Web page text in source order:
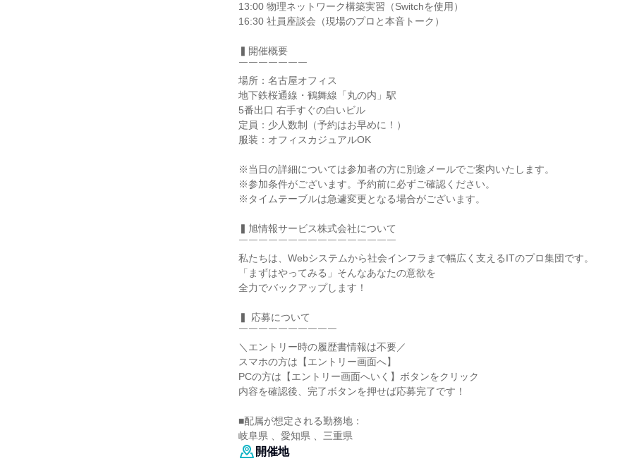
13:00 物理ネットワーク構築実習（Switchを使用）
16:30 社員座談会（現場のプロと本音トーク）
▍開催概要
￣￣￣￣￣￣￣
場所：名古屋オフィス
地下鉄桜通線・鶴舞線「丸の内」駅
5番出口 右手すぐの白いビル
定員：少人数制（予約はお早めに！）
服装：オフィスカジュアルOK
※当日の詳細については参加者の方に別途メールでご案内いたします。
※参加条件がございます。予約前に必ずご確認ください。
※タイムテーブルは急遽変更となる場合がございます。
▍旭情報サービス株式会社について
￣￣￣￣￣￣￣￣￣￣￣￣￣￣￣￣
私たちは、Webシステムから社会インフラまで幅広く支えるITのプロ集団です。
「まずはやってみる」そんなあなたの意欲を
全力でバックアップします！
▍ 応募について
￣￣￣￣￣￣￣￣￣￣
＼エントリー時の履歴書情報は不要／
スマホの方は【エントリー画面へ】
PCの方は【エントリー画面へいく】ボタンをクリック
内容を確認後、完了ボタンを押せば応募完了です！
■配属が想定される勤務地：
岐阜県 、愛知県 、三重県
開催地